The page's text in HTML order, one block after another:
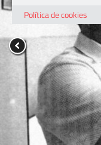
Política de cookies